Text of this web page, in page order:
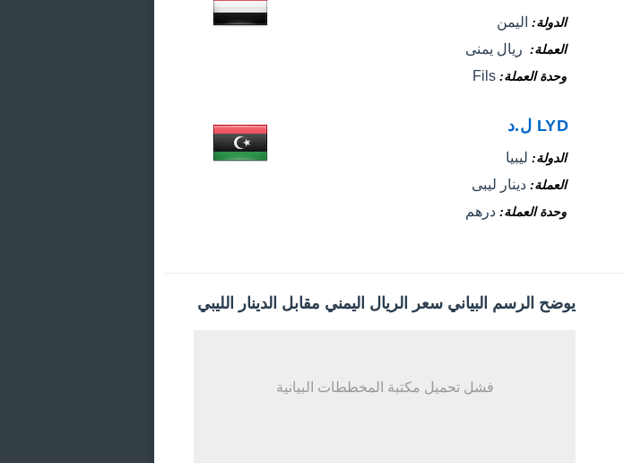
الدولة اليمن
العملة ‏ ريال يمنى
وحدة العملة Fils
LYD ل.د
الدولة ليبيا
العملة دينار ليبى
وحدة العملة درهم
يوضح الرسم البياني سعر الريال اليمني مقابل الدينار الليبي
فشل تحميل مكتبة المخططات البيانية